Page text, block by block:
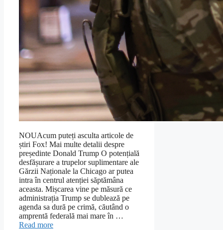
NOUAcum puteți asculta articole de
știri Fox! Mai multe detalii despre
președinte Donald Trump O potențială
desfășurare a trupelor suplimentare ale
Gărzii Naționale la Chicago ar putea
intra în centrul atenției săptămâna
aceasta. Mișcarea vine pe măsură ce
administrația Trump se dublează pe
agenda sa dură pe crimă, căutând o
amprentă federală mai mare în …
Read more